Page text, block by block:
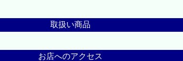
取扱い商品
お店へのアクセス